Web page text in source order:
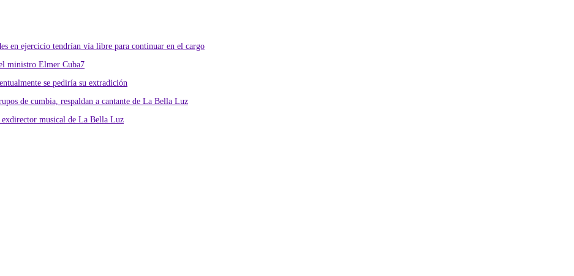
en ejercicio tendrían vía libre para continuar en el cargo
ministro Elmer Cuba7
se pediría su extradición
de cumbia, respaldan a cantante de La Bella Luz
exdirector musical de La Bella Luz